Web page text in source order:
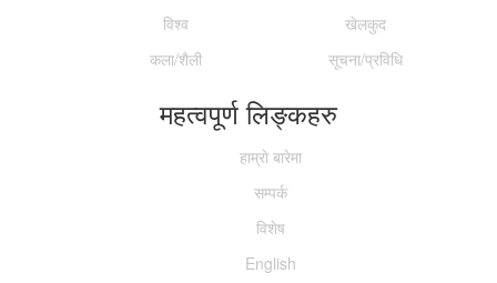
विश्व
खेलकुद
कला/शैली
सूचना/प्रविधि
महत्वपूर्ण लिङ्कहरु
हाम्राे बारेमा
सम्पर्क
विशेष
English